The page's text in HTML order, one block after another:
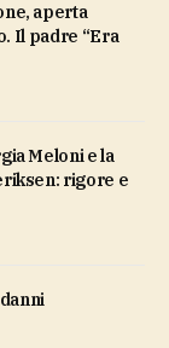
Il padre “Era
rigore e